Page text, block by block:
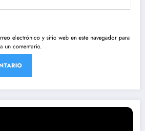
electrónico y sitio web en este navegador para
un comentario.